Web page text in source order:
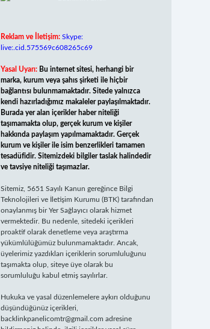
Reklam ve İletişim: Skype:
live:.cid.575569c608265c69
Yasal Uyarı: Bu internet sitesi, herhangi bir
marka, kurum veya şahıs şirketi ile hiçbir
bağlantısı bulunmamaktadır. Sitede yalnızca
kendi hazırladığımız makaleler paylaşılmaktadır.
Burada yer alan içerikler haber niteliği
taşımamakta olup, gerçek kurum ve kişiler
hakkında paylaşım yapılmamaktadır. Gerçek
kurum ve kişiler ile isim benzerlikleri tamamen
tesadüfidir. Sitemizdeki bilgiler taslak halindedir
ve tavsiye niteliği taşımazlar.
Sitemiz, 5651 Sayılı Kanun gereğince Bilgi
Teknolojileri ve İletişim Kurumu (BTK) tarafından
onaylanmış bir Yer Sağlayıcı olarak hizmet
vermektedir. Bu nedenle, sitedeki içerikleri
proaktif olarak denetleme veya araştırma
yükümlülüğümüz bulunmamaktadır. Ancak,
üyelerimiz yazdıkları içeriklerin sorumluluğunu
taşımakta olup, siteye üye olarak bu
sorumluluğu kabul etmiş sayılırlar.
Hukuka ve yasal düzenlemelere aykırı olduğunu
düşündüğünüz içerikleri,
backlinkpanelicomtr@gmail.com adresine